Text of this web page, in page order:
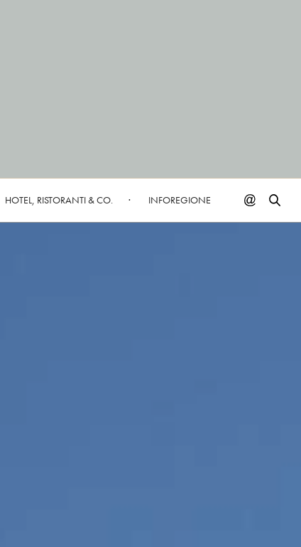
HOTEL, RISTORANTI & CO. INFOREGIONE